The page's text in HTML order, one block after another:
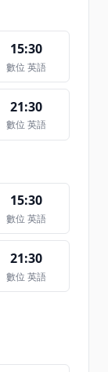
15:30
數位 英語
21:30
數位 英語
15:30
數位 英語
21:30
數位 英語